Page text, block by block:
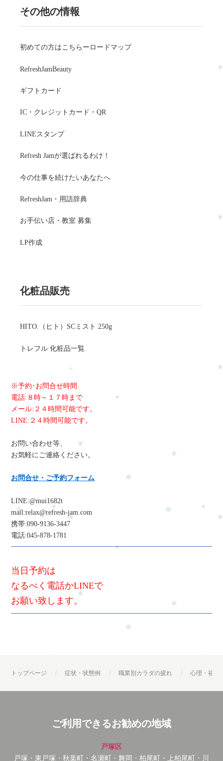
その他の情報
初めての方はこちらーロードマップ
RefreshJamBeauty
ギフトカード
IC・クレジットカード・QR
LINEスタンプ
Refresh Jamが選ばれるわけ！
今の仕事を続けたいあなたへ
RefreshJam・用語辞典
お手伝い店・教室 募集
LP作成
化粧品販売
HITO.（ヒト）SCミスト 250g
トレフル 化粧品一覧
※予約･お問合せ時間
電話:８時～１７時まで
メール:２４時間可能です。
LINE:２４時間可能です。
お問い合わせ等、
お気軽にご連絡ください。
お問合せ・ご予約フォーム
LINE:@mui1682t
mail:relax@refresh-jam.com
携帯:090-9136-3447
電話:045-878-1781
当日予約は
なるべく電話かLINEで
お願い致します。
トップページ 症状・状態例 職業別カラダの疲れ 心理・福祉
ご利用できるお勧めの地域
戸塚区
戸塚・東戸塚・秋葉町・名瀬町・舞岡・柏尾町・上柏尾町・川